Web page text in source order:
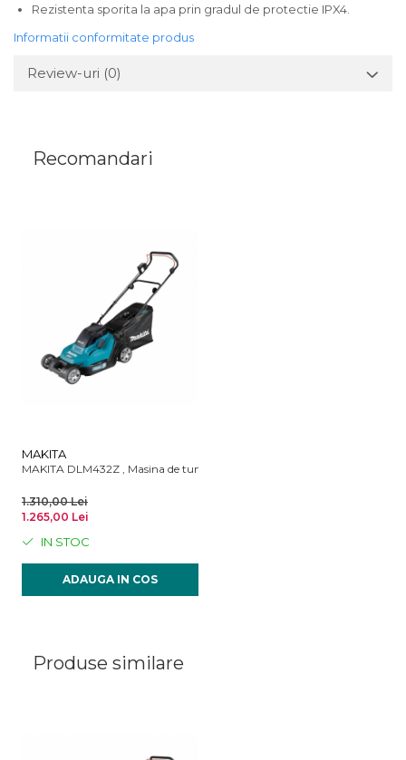
Rezistenta sporita la apa prin gradul de protectie IPX4.
Informatii conformitate produs
Review-uri (0)
Recomandari
MAKITA
MAKITA DLM432Z , Masina de tuns gazonul, 43 cm - fara acumulator si
1.310,00 Lei
1.265,00 Lei
IN STOC
ADAUGA IN COS
Produse similare